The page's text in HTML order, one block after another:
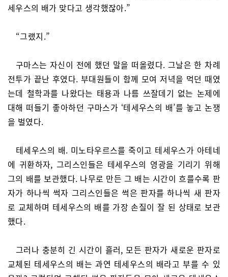
세우스의 배가 맞다고 생각했잖아.”
“그랬지.”
구마스는 자신이 전에 했던 말을 떠올렸다. 그날은 한 차례
전투가 끝난 후였다. 부대원들이 함께 모여 저녁을 먹던 때였
는데 철학과를 나왔다는 태용과 나름 쓰잘데기 없는 논제에
대해 떠들기 좋아하던 구마스가 ‘테세우스의 배’를 놓고 논쟁
을 벌였다.
테세우스의 배. 미노타우르스를 죽이고 테세우스가 아테네
에 귀환하자, 그리스인들은 테세우스의 영광을 기리기 위해
그의 배를 보관했다. 나무로 만든 그 배는 시간이 흐를수록 판
자가 하나씩 썩자 그리스인들은 썩은 판자를 하나씩 새 판자
로 교체하며 테세우스의 배를 가장 손질이 잘 된 상태로 보관
했다.
그러나 충분히 긴 시간이 흘러, 모든 판자가 새로운 판자로
교체된 테세우스의 배는 과연 테세우스의 배라고 부를 수 있